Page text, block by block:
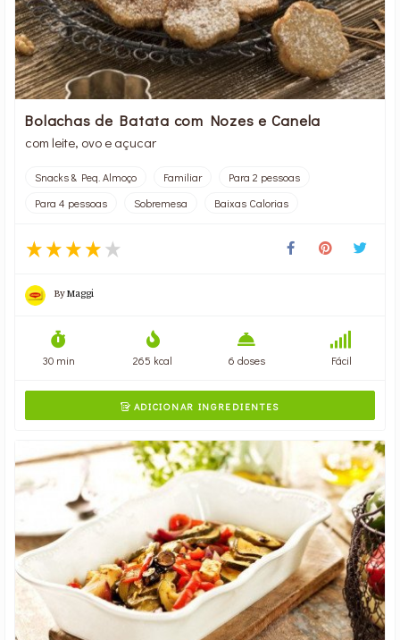
Bolachas de Batata com Nozes e Canela
com leite, ovo e açucar
Snacks & Peq. Almoço Familiar
Para 2 pessoas
Para 4 pessoas
Sobremesa Baixas Calorias
ByMaggi
30 min 265 kcal 6 doses Fácil
ADICIONAR INGREDIENTES